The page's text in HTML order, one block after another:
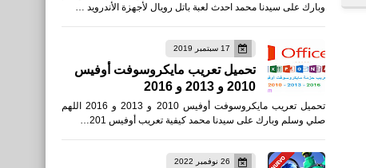
وبارك على سيدنا محمد احدث لعبة باتل رويال لأجهزة الأندرويد …
17 سبتمبر 2019
تحميل تعريب مايكروسوفت أوفيس
2010 و 2013 و 2016
تحميل تعريب مايكروسوفت أوفيس 2010 و 2013 و 2016 اللهم
صلي وسلم وبارك على سيدنا محمد كيفية تعريب أوفيس 201…
26 نوفمبر 2022
العاب
تحميل لعبة Mad GunZ -
للأيفون والأندرويد XAPK